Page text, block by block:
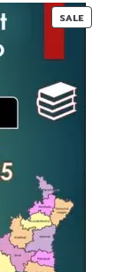
00.
SALE